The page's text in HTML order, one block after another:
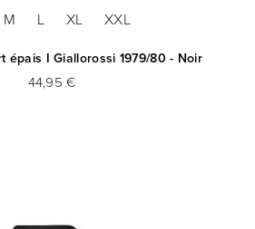
M L XL XXL
épais I Giallorossi 1979/80 - Noir
44,95 €